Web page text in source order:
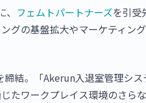
フェムトパートナーズを引受
グの基盤拡大やマーケティン
締結。「Akerun入退室管理シ
たワークプレイス環境のさら